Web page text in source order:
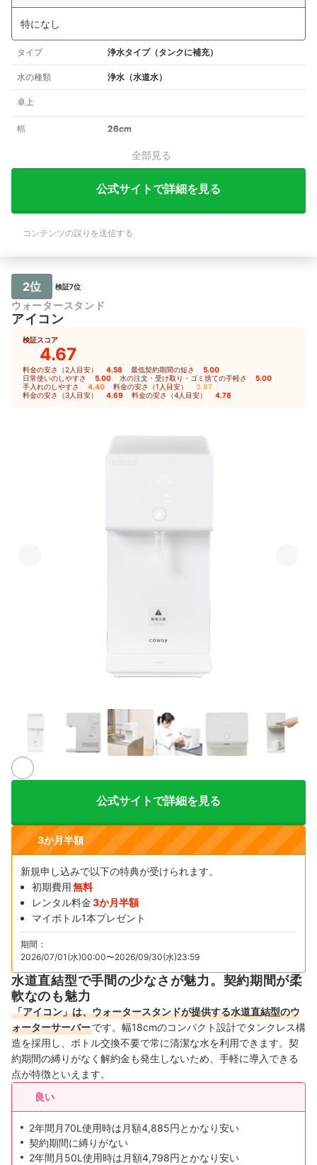
特になし
タイプ 浄水タイプ（タンクに補充）
水の種類 浄水（水道水）
卓上
幅 26cm
全部見る
公式サイトで詳細を見る
コンテンツの誤りを送信する
2位 検証7位
ウォータースタンド
アイコン
検証スコア
4.67
料金の安さ（2人目安） 4.58 最低契約期間の短さ 5.00
日常使いのしやすさ 5.00 水の注文・受け取り・ゴミ捨ての手軽さ 5.00
手入れのしやすさ 4.40 料金の安さ（1人目安） 3.87
料金の安さ（3人目安） 4.69 料金の安さ（4人目安） 4.78
公式サイトで詳細を見る
3か月半額
新規申し込みで以下の特典が受けられます。
初期費用無料
レンタル料金3か月半額
マイボトル1本プレゼント
期間：
2026/07/01(水)00:00〜2026/09/30(水)23:59
水道直結型で手間の少なさが魅力。契約期間が柔
軟なのも魅力
「アイコン」は、ウォータースタンドが提供する水道直結型のウ
ォーターサーバーです。幅18cmのコンパクト設計でタンクレス構
造を採用し、ボトル交換不要で常に清潔な水を利用できます。契
約期間の縛りがなく解約金も発生しないため、手軽に導入できる
点が特徴といえます。
良い
2年間月70L使用時は月額4,885円とかなり安い
契約期間に縛りがない
2年間月50L使用時は月額4,798円とかなり安い